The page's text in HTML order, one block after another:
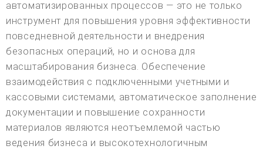
автоматизированных процессов — это не только
инструмент для повышения уровня эффективности
повседневной деятельности и внедрения
безопасных операций, но и основа для
масштабирования бизнеса. Обеспечение
взаимодействия с подключенными учетными и
кассовыми системами, автоматическое заполнение
документации и повышение сохранности
материалов являются неотъемлемой частью
ведения бизнеса и высокотехнологичным